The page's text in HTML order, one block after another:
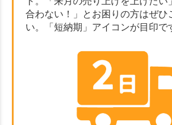
合わない！」とお困りの方はぜひ
い。「短納期」アイコンが目印で